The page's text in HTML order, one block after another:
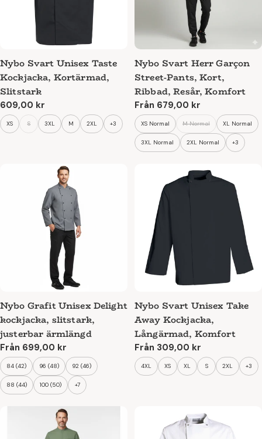
Nybo Svart Unisex Taste
Kockjacka, Kortärmad,
Slitstark
Ordinarie
pris
609,00 kr
XS S 3XL M 2XL +3
Nybo Svart Herr Garçon
Street-Pants, Kort,
Ribbad, Resår, Komfort
Ordinarie
pris
Från 679,00 kr
XS Normal M Normal XL Normal
3XL Normal 2XL Normal +3
Nybo Grafit Unisex Delight
kockjacka, slitstark,
justerbar ärmlängd
Ordinarie
pris
Från 699,00 kr
84 (42) 96 (48) 92 (46)
88 (44) 100 (50) +7
Nybo Svart Unisex Take
Away Kockjacka,
Långärmad, Komfort
Ordinarie
pris
Från 309,00 kr
4XL XS XL S 2XL +3